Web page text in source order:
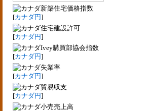
新築住宅価格指数
[カナダ円]
住宅建設許可
[カナダ円]
Ivey購買部協会指数
[カナダ円]
失業率
[カナダ円]
貿易収支
[カナダ円]
小売売上高